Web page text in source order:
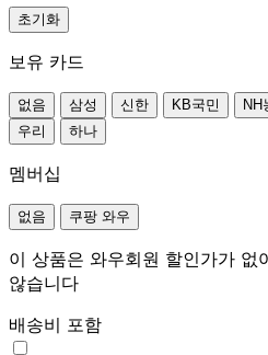
초기화
보유 카드
없음 삼성 신한 KB국민 NH
우리
하나
멤버십
없음 쿠팡 와우
이 상품은 와우회원 할인가가 없
않습니다
배송비 포함